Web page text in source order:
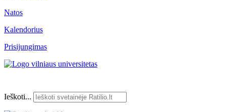
Natos
Kalendorius
Prisijungimas
Ieškoti...